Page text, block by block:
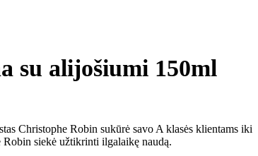
su alijošiumi 150ml
Christophe Robin sukūrė savo A klasės klientams iki
siekė užtikrinti ilgalaikę naudą.